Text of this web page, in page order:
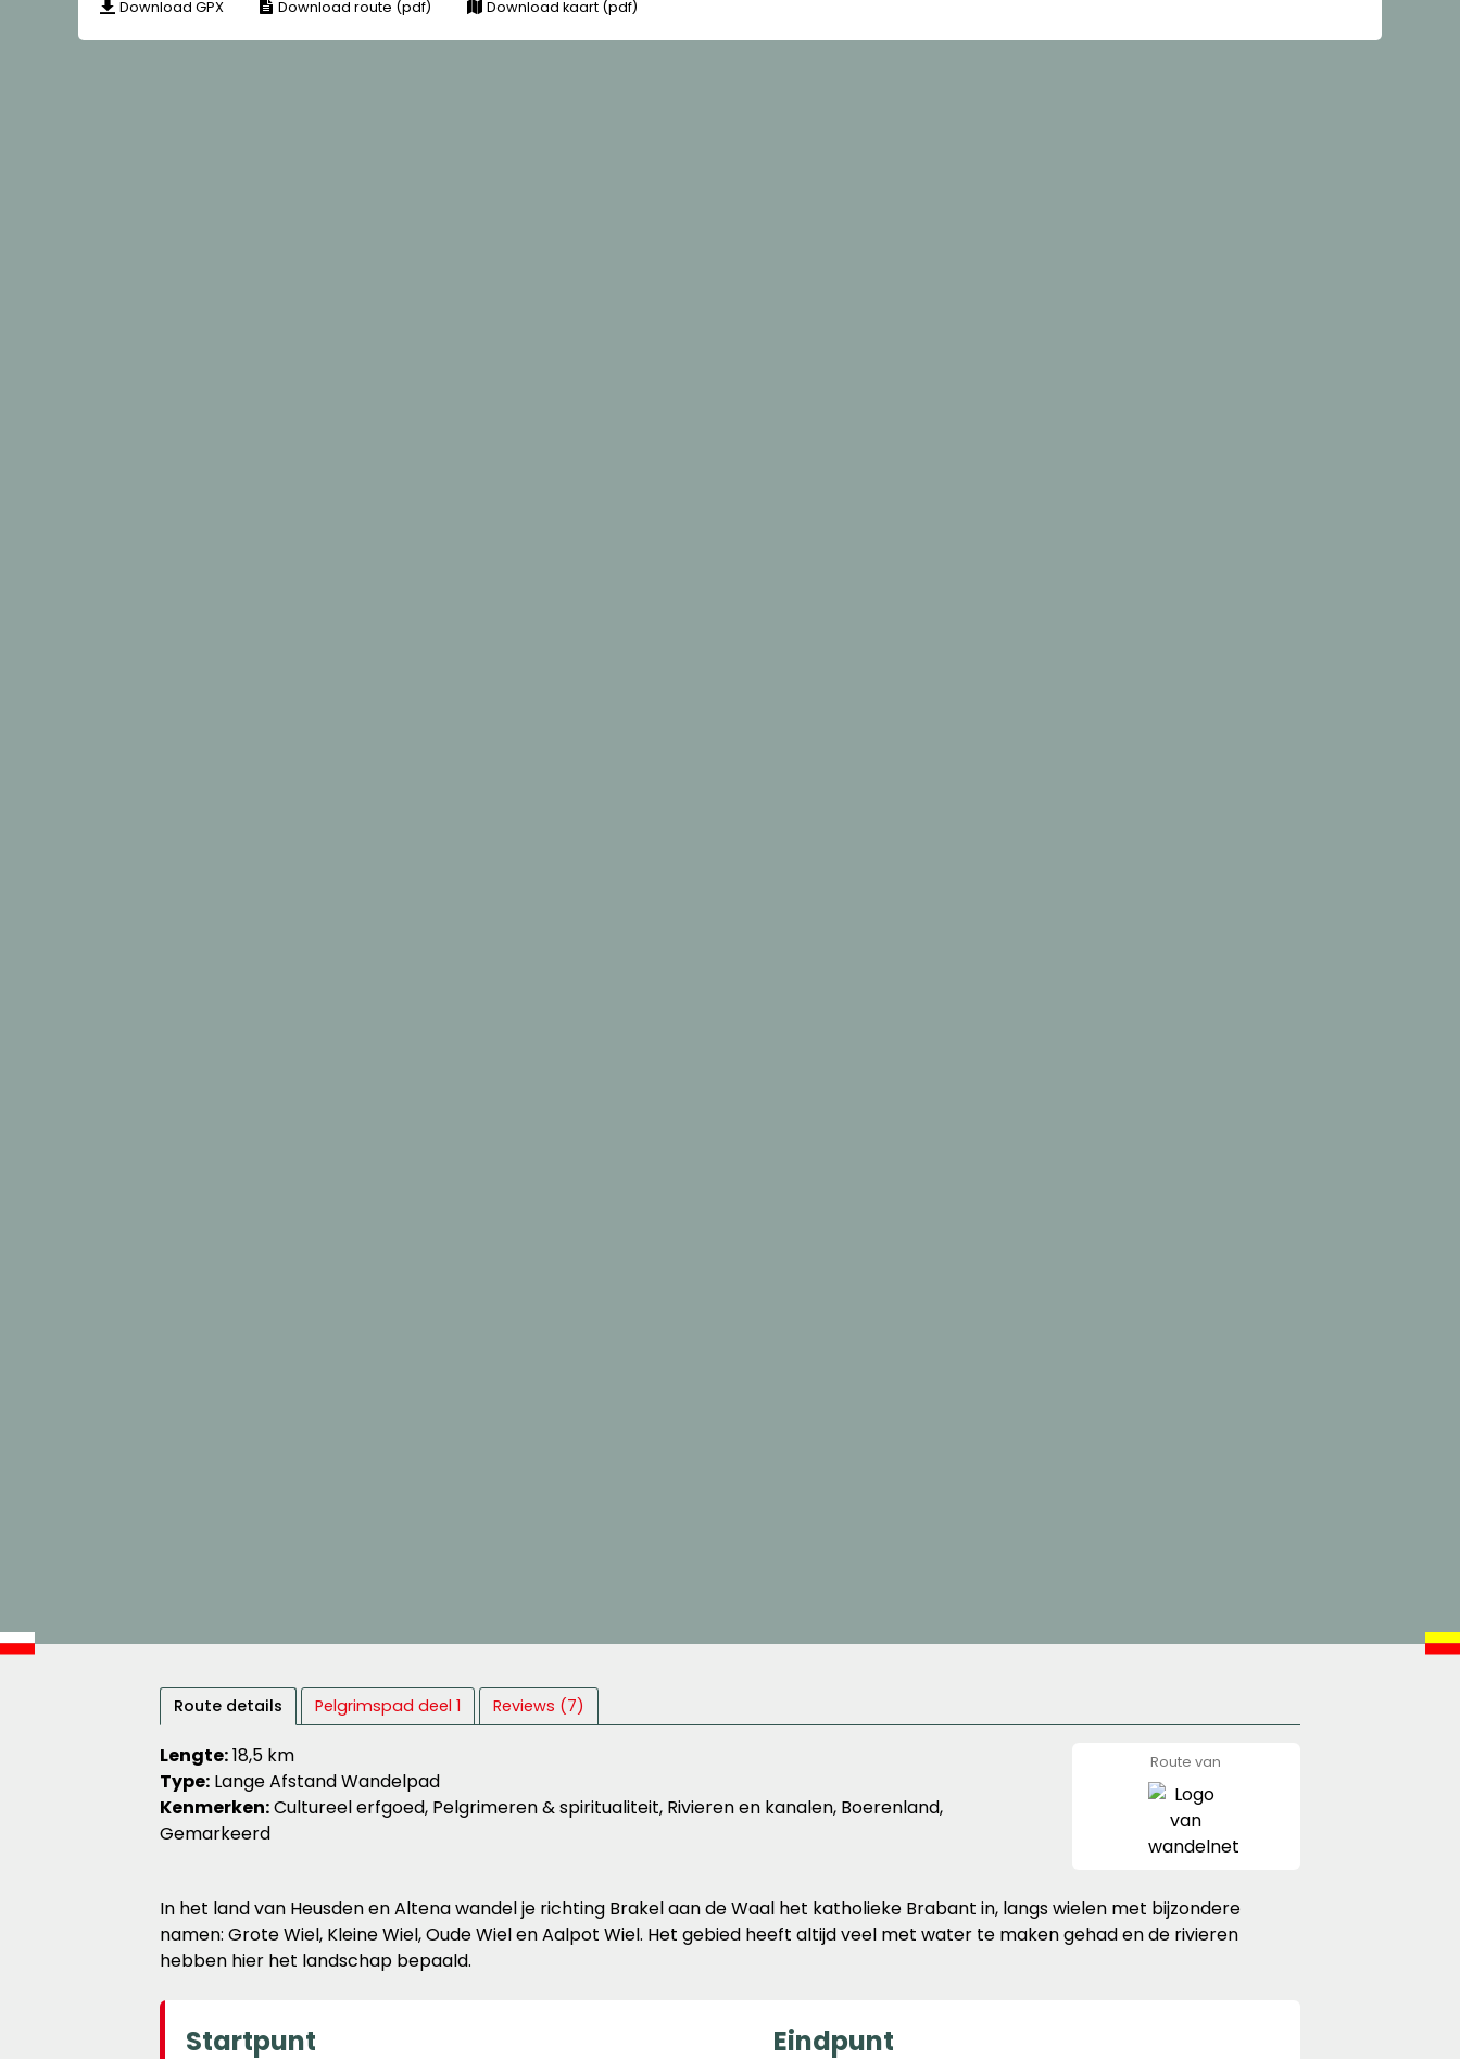
Download GPX Download route (pdf) Download kaart (pdf)
Route details Pelgrimspad deel 1 Reviews (7)
Lengte:18,5 km
Type: Lange Afstand Wandelpad
Kenmerken:Cultureel erfgoed, Pelgrimeren & spiritualiteit, Rivieren en kanalen, Boerenland,
Gemarkeerd
Route van
In het land van Heusden en Altena wandel je richting Brakel aan de Waal het katholieke Brabant in, langs wielen met bijzondere
namen: Grote Wiel, Kleine Wiel, Oude Wiel en Aalpot Wiel. Het gebied heeft altijd veel met water te maken gehad en de rivieren
hebben hier het landschap bepaald.
Startpunt Eindpunt